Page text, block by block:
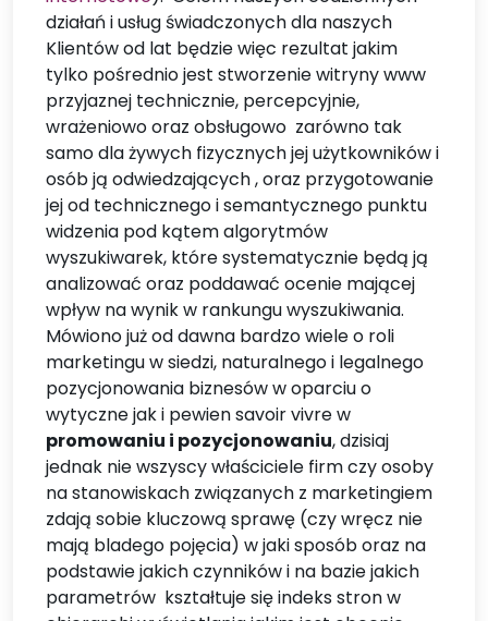
działań i usług świadczonych dla naszych
Klientów od lat będzie więc rezultat jakim
tylko pośrednio jest stworzenie witryny www
przyjaznej technicznie, percepcyjnie,
wrażeniowo oraz obsługowo zarówno tak
samo dla żywych fizycznych jej użytkowników i
osób ją odwiedzających , oraz przygotowanie
jej od technicznego i semantycznego punktu
widzenia pod kątem algorytmów
wyszukiwarek, które systematycznie będą ją
analizować oraz poddawać ocenie mającej
wpływ na wynik w rankungu wyszukiwania.
Mówiono już od dawna bardzo wiele o roli
marketingu w siedzi, naturalnego i legalnego
pozycjonowania biznesów w oparciu o
wytyczne jak i pewien savoir vivre w
promowaniu i pozycjonowaniu, dzisiaj
jednak nie wszyscy właściciele firm czy osoby
na stanowiskach związanych z marketingiem
zdają sobie kluczową sprawę (czy wręcz nie
mają bladego pojęcia) w jaki sposób oraz na
podstawie jakich czynników i na bazie jakich
parametrów kształtuje się indeks stron w